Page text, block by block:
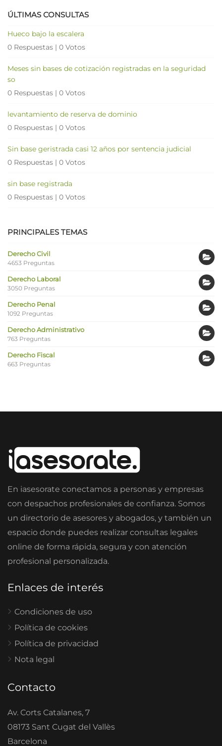
ÚLTIMAS CONSULTAS
Hueco bajo la escalera
0 Respuestas | 0 Votos
Meses sin bases de cotización registradas en la seguridad
so
0 Respuestas | 0 Votos
levantamiento de reserva de dominio
0 Respuestas | 0 Votos
Sin base geristrada casi 12 años por sentencia judicial
0 Respuestas | 0 Votos
sin base registrada
0 Respuestas | 0 Votos
PRINCIPALES TEMAS
Derecho Civil
4653 Preguntas
Derecho Laboral
3050 Preguntas
Derecho Penal
1092 Preguntas
Derecho Administrativo
763 Preguntas
Derecho Fiscal
663 Preguntas
En iasesorate conectamos a personas y empresas
con despachos profesionales de confianza. Somos
un directorio de asesores y abogados, y también un
espacio donde puedes realizar consultas legales
online de forma rápida, segura y con atención
profesional personalizada.
Enlaces de interés
Condiciones de uso
Política de cookies
Política de privacidad
Nota legal
Contacto
Av. Corts Catalanes, 7
08173 Sant Cugat del Vallès
Barcelona